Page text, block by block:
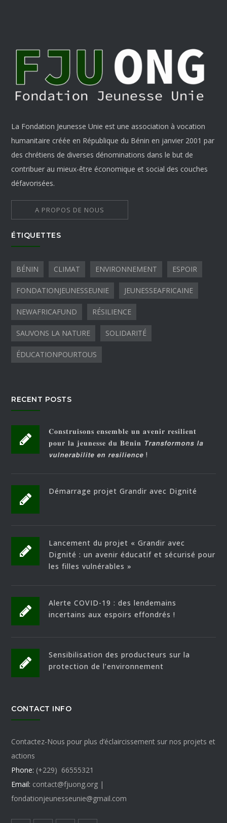
La Fondation Jeunesse Unie est une association à vocation
humanitaire créée en République du Bénin en janvier 2001 par
des chrétiens de diverses dénominations dans le but de
contribuer au mieux-être économique et social des couches
défavorisées.
A PROPOS DE NOUS
ÉTIQUETTES
BÉNIN CLIMAT ENVIRONNEMENT ESPOIR
FONDATIONJEUNESSEUNIE JEUNESSEAFRICAINE
NEWAFRICAFUND RÉSILIENCE
SAUVONS LA NATURE SOLIDARITÉ
ÉDUCATIONPOURTOUS
RECENT POSTS
𝐂𝐨𝐧𝐬𝐭𝐫𝐮𝐢𝐬𝐨𝐧𝐬 𝐞𝐧𝐬𝐞𝐦𝐛𝐥𝐞 𝐮𝐧 𝐚𝐯𝐞𝐧𝐢𝐫 𝐫𝐞𝐬𝐢𝐥𝐢𝐞𝐧𝐭
𝐩𝐨𝐮𝐫 𝐥𝐚 𝐣𝐞𝐮𝐧𝐞𝐬𝐬𝐞 𝐝𝐮 𝐁e𝐧𝐢𝐧 𝙏𝙧𝙖𝙣𝙨𝙛𝙤𝙧𝙢𝙤𝙣𝙨 𝙡𝙖
𝙫𝙪𝙡𝙣𝙚𝙧𝙖𝙗𝙞𝙡𝙞𝙩𝙚 𝙚𝙣 𝙧𝙚𝙨𝙞𝙡𝙞𝙚𝙣𝙘𝙚 !
Démarrage projet Grandir avec Dignité
Lancement du projet « Grandir avec
Dignité : un avenir éducatif et sécurisé pour
les filles vulnérables »
Alerte COVID-19 : des lendemains
incertains aux espoirs effondrés !
Sensibilisation des producteurs sur la
protection de l’environnement
CONTACT INFO
Contactez-Nous pour plus d’éclaircissement sur nos projets et
actions
Phone: (+229) 66555321
Email: contact@fjuong.org |
fondationjeunesseunie@gmail.com